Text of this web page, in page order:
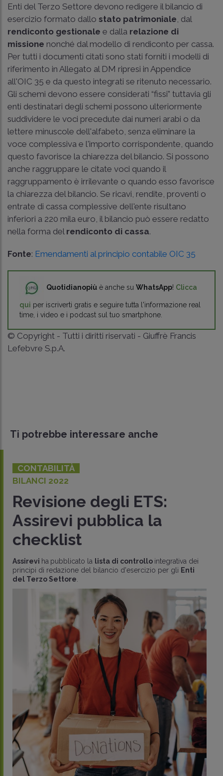
Enti del Terzo Settore devono redigere il bilancio di
esercizio formato dallo stato patrimoniale, dal
rendiconto gestionale e dalla relazione di
missione nonché dal modello di rendiconto per cassa.
Per tutti i documenti citati sono stati forniti i modelli di
riferimento in Allegato al DM ripresi in Appendice
all'OIC 35 e da questo integrati se ritenuto necessario.
Gli schemi devono essere considerati “fissi” tuttavia gli
enti destinatari degli schemi possono ulteriormente
suddividere le voci precedute dai numeri arabi o da
lettere minuscole dell'alfabeto, senza eliminare la
voce complessiva e l'importo corrispondente, quando
questo favorisce la chiarezza del bilancio. Si possono
anche raggruppare le citate voci quando il
raggruppamento è irrilevante o quando esso favorisce
la chiarezza del bilancio. Se ricavi, rendite, proventi o
entrate di cassa complessive dell'ente risultano
inferiori a 220 mila euro, il bilancio può essere redatto
nella forma del rendiconto di cassa.
Fonte: Emendamenti al principio contabile OIC 35
Quotidianopiù è anche su WhatsApp! Clicca
qui per iscriverti gratis e seguire tutta l'informazione real
time, i video e i podcast sul tuo smartphone.
© Copyright - Tutti i diritti riservati - Giuffrè Francis
Lefebvre S.p.A.
Ti potrebbe interessare anche
CONTABILITÀ
BILANCI 2022
Revisione degli ETS:
Assirevi pubblica la
checklist
Assirevi ha pubblicato la lista di controllo integrativa dei
principi di redazione del bilancio d'esercizio per gli Enti
del Terzo Settore.